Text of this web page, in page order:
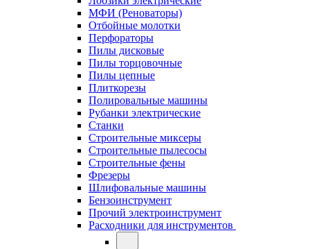
МФИ (Реноваторы)
Отбойные молотки
Перфораторы
Пилы дисковые
Пилы торцовочные
Пилы цепные
Плиткорезы
Полировальные машины
Рубанки электрические
Станки
Строительные миксеры
Строительные пылесосы
Строительные фены
Фрезеры
Шлифовальные машины
Бензоинструмент
Прочий электроинструмент
Расходники для инструментов